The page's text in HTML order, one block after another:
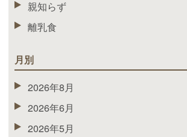
親知らず
離乳食
月別
2026年8月
2026年6月
2026年5月